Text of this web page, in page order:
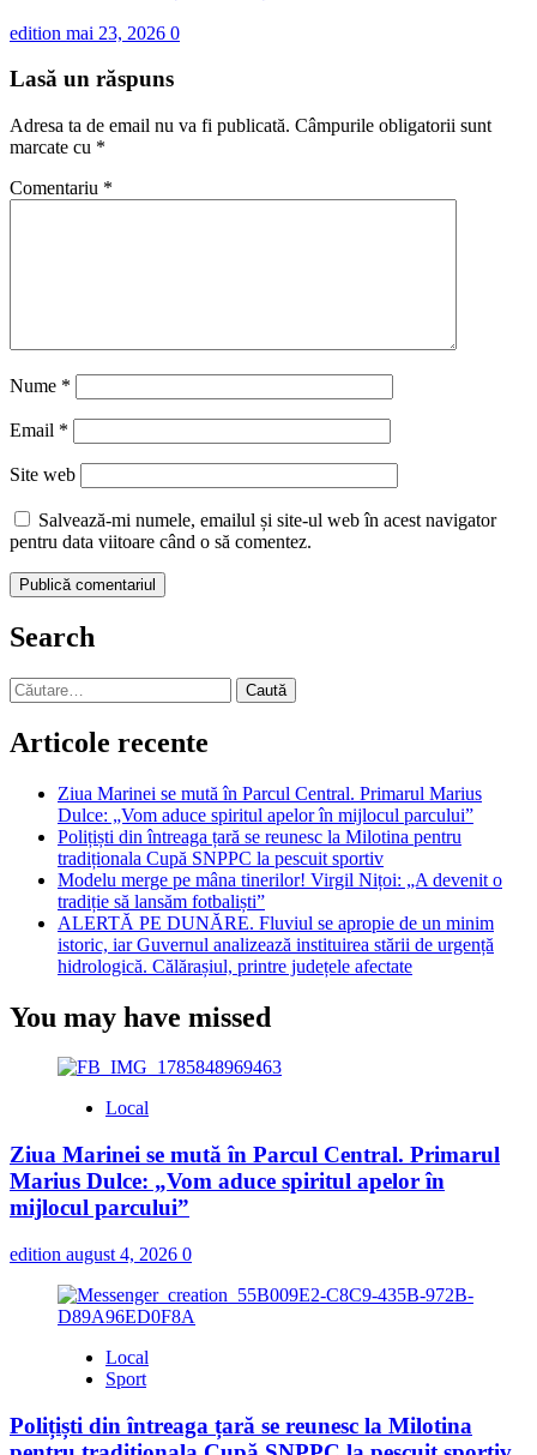
edition mai 23, 2026 0
Lasă un răspuns
Adresa ta de email nu va fi publicată. Câmpurile obligatorii sunt
marcate cu *
Comentariu *
Nume *
Email *
Site web
Salvează-mi numele, emailul și site-ul web în acest navigator
pentru data viitoare când o să comentez.
Search
Caută
după:
Articole recente
Ziua Marinei se mută în Parcul Central. Primarul Marius
Dulce: „Vom aduce spiritul apelor în mijlocul parcului”
Polițiști din întreaga țară se reunesc la Milotina pentru
tradiționala Cupă SNPPC la pescuit sportiv
Modelu merge pe mâna tinerilor! Virgil Nițoi: „A devenit o
tradiție să lansăm fotbaliști”
ALERTĂ PE DUNĂRE. Fluviul se apropie de un minim
istoric, iar Guvernul analizează instituirea stării de urgență
hidrologică. Călărașiul, printre județele afectate
You may have missed
Local
Ziua Marinei se mută în Parcul Central. Primarul
Marius Dulce: „Vom aduce spiritul apelor în
mijlocul parcului”
edition august 4, 2026 0
Local
Sport
Polițiști din întreaga țară se reunesc la Milotina